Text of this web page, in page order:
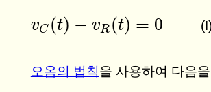
vC (t) − vR (t) = 0
vC(t)− vR (t)=0
오옴의 법칙을 사용하여 다음